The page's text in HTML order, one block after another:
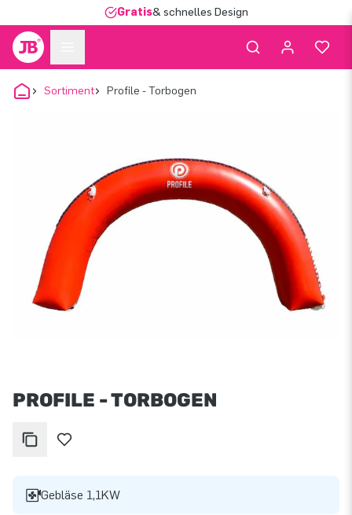
Gratis& schnelles Design
Sortiment Profile - Torbogen
PROFILE - TORBOGEN
Gebläse 1,1KW